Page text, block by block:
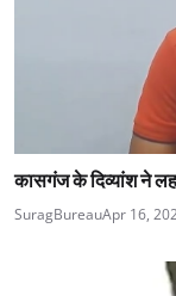
कासगंज के दिव्यांश ने
SuragBureauApr 16,